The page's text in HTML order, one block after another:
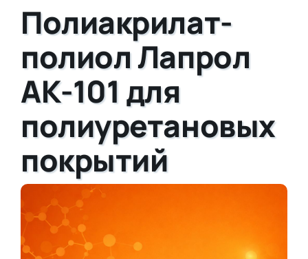
Полиакрилат-
полиол Лапрол
АК-101 для
полиуретановых
покрытий